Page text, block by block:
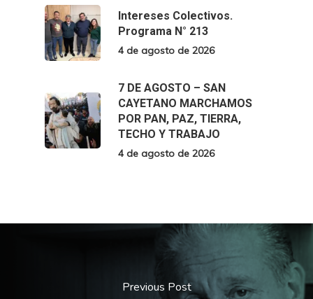
Intereses Colectivos.
Programa N° 213
4 de agosto de 2026
7 DE AGOSTO – SAN
CAYETANO MARCHAMOS
POR PAN, PAZ, TIERRA,
TECHO Y TRABAJO
4 de agosto de 2026
Previous Post